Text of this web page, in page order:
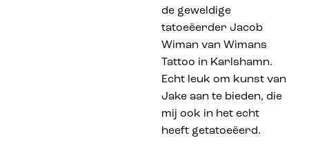
de geweldige
tatoeëerder Jacob
Wiman van Wimans
Tattoo in Karlshamn.
Echt leuk om kunst van
Jake aan te bieden, die
mij ook in het echt
heeft getatoeëerd.